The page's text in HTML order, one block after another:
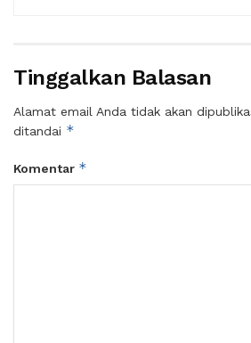
Tinggalkan Balasan
Alamat email Anda tidak akan
ditandai *
Komentar *